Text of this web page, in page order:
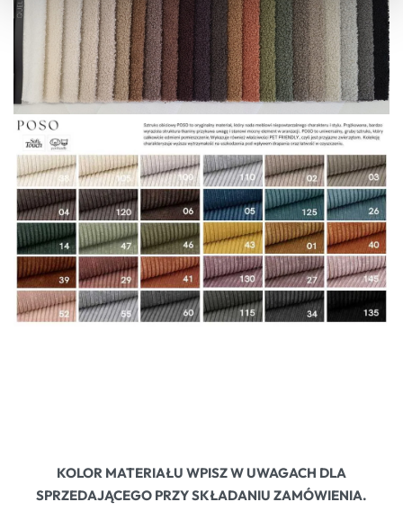
KOLOR MATERIAŁU WPISZ W UWAGACH DLA
SPRZEDAJĄCEGO PRZY SKŁADANIU ZAMÓWIENIA.